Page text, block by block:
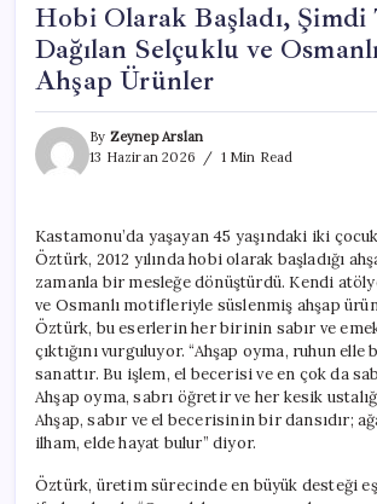
Hobi Olarak Başladı, Şimdi
Dağılan Selçuklu ve
Ahşap Ürünler
By Zeynep Arslan
13 Haziran 2026
1 Min Read
Kastamonu’da yaşayan 45 yaşındaki iki
Öztürk, 2012 yılında hobi olarak başladığı
zamanla bir mesleğe dönüştürdü. Kendi
ve Osmanlı motifleriyle süslenmiş ahşap
Öztürk, bu eserlerin her birinin sabır ve
çıktığını vurguluyor. “Ahşap oyma, ruhun elle
sanattır. Bu işlem, el becerisi ve en çok da
Ahşap oyma, sabrı öğretir ve her kesik
Ahşap, sabır ve el becerisinin bir dansıdır;
ilham, elde hayat bulur” diyor.
Öztürk, üretim sürecinde en büyük desteği